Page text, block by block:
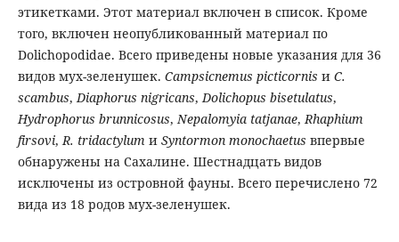
этикетками. Этот материал включен в список. Кроме
того, включен неопубликованный материал по
Dolichopodidae. Всего приведены новые указания для 36
видов мух-зеленушек. Campsicnemus picticornis и C.
scambus,Diaphorus nigricans,Dolichopus bisetulatus,
Hydrophorus brunnicosus,Nepalomyia tatjanae,Rhaphium
firsovi,R. tridactylum и Syntormon monochaetus впервые
обнаружены на Сахалине. Шестнадцать видов
исключены из островной фауны. Всего перечислено 72
вида из 18 родов мух-зеленушек.